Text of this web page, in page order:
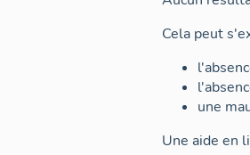
Cela peut
une
Une aide en